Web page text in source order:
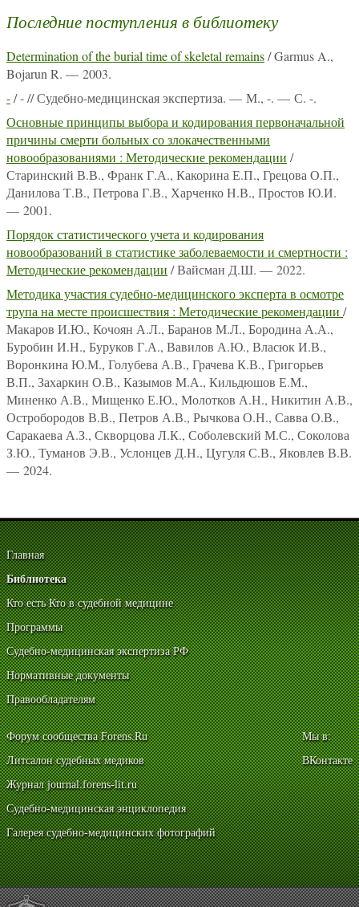
Последние поступления в библиотеку
Determination of the burial time of skeletal remains/ Garmus A.,
Bojarun R. — 2003.
-/ - // Судебно-медицинская экспертиза. — М., -. — С. -.
Основные принципы выбора и кодирования первоначальной
причины смерти больных со злокачественными
новообразованиями : Методические рекомендации /
Старинский В.В., Франк Г.А., Какорина Е.П., Грецова О.П.,
Данилова Т.В., Петрова Г.В., Харченко Н.В., Простов Ю.И.
— 2001.
Порядок статистического учета и кодирования
новообразований в статистике заболеваемости и смертности :
Методические рекомендации / Вайсман Д.Ш. — 2022.
Методика участия судебно-медицинского эксперта в осмотре
трупа на месте происшествия : Методические рекомендации /
Макаров И.Ю., Кочоян А.Л., Баранов М.Л., Бородина А.А.,
Буробин И.Н., Буруков Г.А., Вавилов А.Ю., Власюк И.В.,
Воронкина Ю.М., Голубева А.В., Грачева К.В., Григорьев
В.П., Захаркин О.В., Казымов М.А., Кильдюшов Е.М.,
Миненко А.В., Мищенко Е.Ю., Молотков А.Н., Никитин А.В.,
Остробородов В.В., Петров А.В., Рычкова О.Н., Савва О.В.,
Саракаева А.З., Скворцова Л.К., Соболевский М.С., Соколова
З.Ю., Туманов Э.В., Услонцев Д.Н., Цугуля С.В., Яковлев В.В.
— 2024.
Главная
Библиотека
Кто есть Кто в судебной медицине
Программы
Судебно-медицинская экспертиза РФ
Нормативные документы
Правообладателям
Форум сообщества Forens.Ru
Литсалон судебных медиков
Журнал journal.forens-lit.ru
Судебно-медицинская энциклопедия
Галерея судебно-медицинских фотографий
Мы в:
ВКонтакте